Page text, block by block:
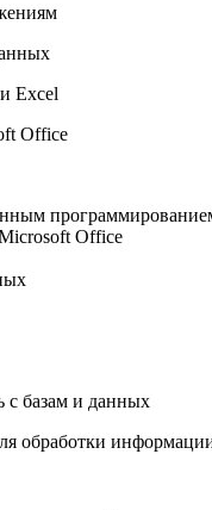
Excel
Office
Office
с базам и данных
обработки